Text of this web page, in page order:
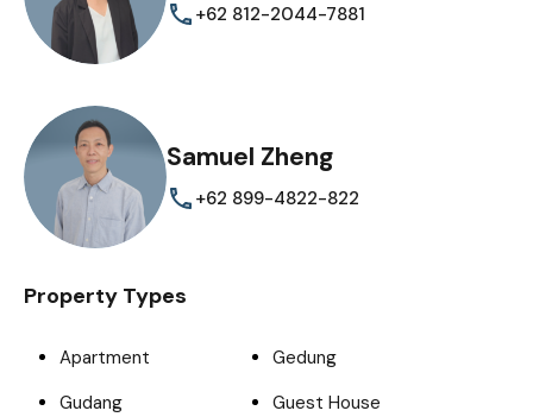
+62 812-2044-7881
Samuel Zheng
+62 899-4822-822
Property Types
Apartment
Gedung
Gudang
Guest House